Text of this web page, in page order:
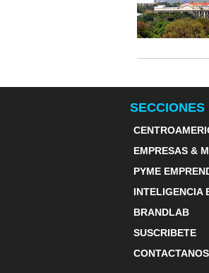
SECCIONES
EMPRESAS &
PYME
INTELIGENCIA
BRANDLAB
SUSCRIBETE
CONTACTANOS